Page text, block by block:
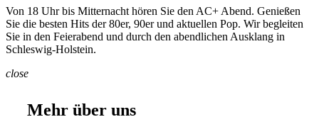
Von 18 Uhr bis Mitternacht hören Sie den AC+ Abend. Genießen
Sie die besten Hits der 80er, 90er und aktuellen Pop. Wir begleiten
Sie in den Feierabend und durch den abendlichen Ausklang in
Schleswig-Holstein.
close
Mehr über uns